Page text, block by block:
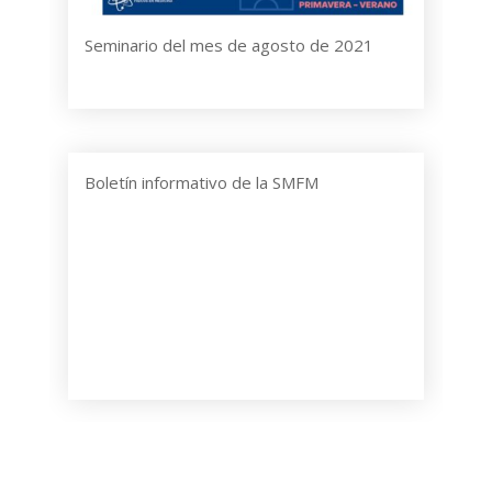
Seminario del mes de agosto de 2021
Boletín informativo de la SMFM